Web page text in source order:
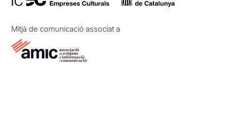
Mitjà de comunicació associat a